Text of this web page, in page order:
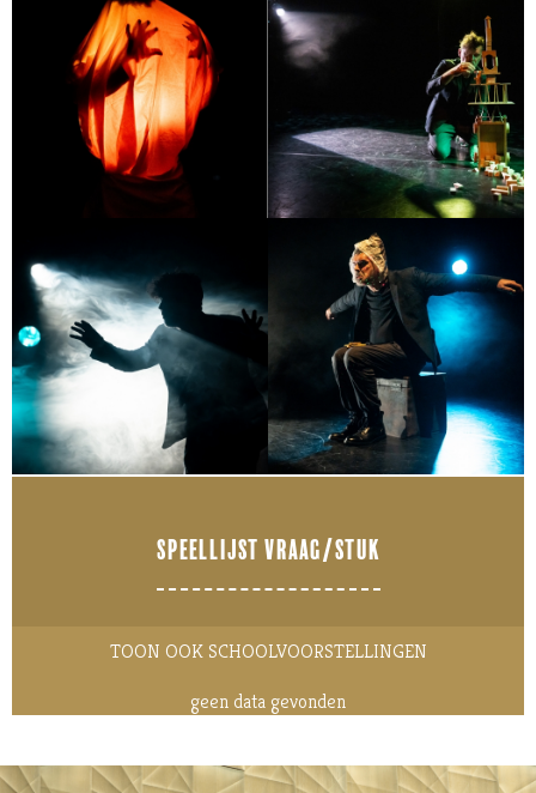
SPEELLIJST VRAAG/STUK
TOON OOK SCHOOLVOORSTELLINGEN
geen data gevonden